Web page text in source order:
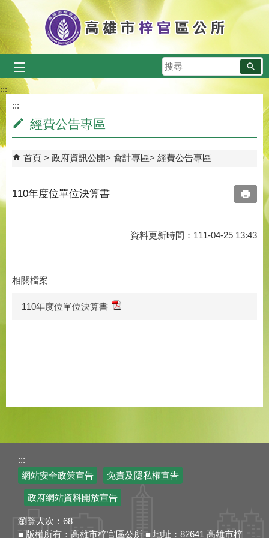
跳到主要內容區塊
搜
尋
:::
:::
經費公告專區
首頁 政府資訊公開 會計專區 經費公告專區
110年度位單位決算書
資料更新時間：111-04-25 13:43
相關檔案
110年度位單位決算書
:::
網站安全政策宣告
免責及隱私權宣告
政府網站資料開放宣告
瀏覽人次： 68
■ 版權所有：高雄市梓官區公所 ■ 地址：82641 高雄市梓